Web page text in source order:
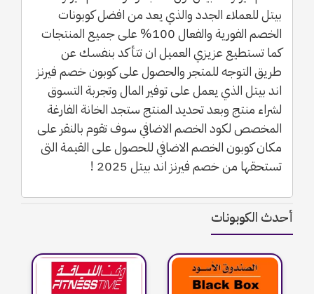
بيتل للعملاء الجدد والذي يعد من افضل كوبونات
الخصم الفورية والفعال 100% على جميع المنتجات
كما تستطيع عزيزي العميل ان تتأكد بنفسك عن
طريق التوجه للمتجر والحصول على كوبون خصم فيرنز
اند بيتل الذي يعمل على توفير المال وتجربة التسوق
لشراء منتج وبعد تحديد المنتج ستجد الخانة الفارغة
المخصص لكود الخصم الاضافي سوف تقوم بالنقر على
مكان كوبون الخصم الاضافي للحصول على القيمة التى
تستحقها من خصم فيرنز اند بيتل 2025 !
أحدث الكوبونات